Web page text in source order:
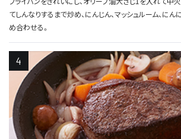
てしんなりするまで炒め、にんじん、マッシュルーム、にん
め合わせる。